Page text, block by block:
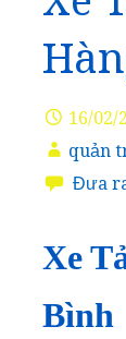
16/02/
quản
Đưa
Xe
Bình